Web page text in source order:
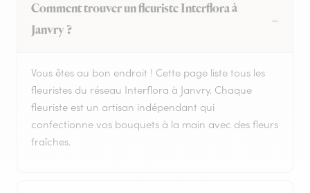
Comment trouver un fleuriste Interflora à
Janvry ?
Vous êtes au bon endroit ! Cette page liste tous les
fleuristes du réseau Interflora à Janvry. Chaque
fleuriste est un artisan indépendant qui
confectionne vos bouquets à la main avec des fleurs
fraîches.